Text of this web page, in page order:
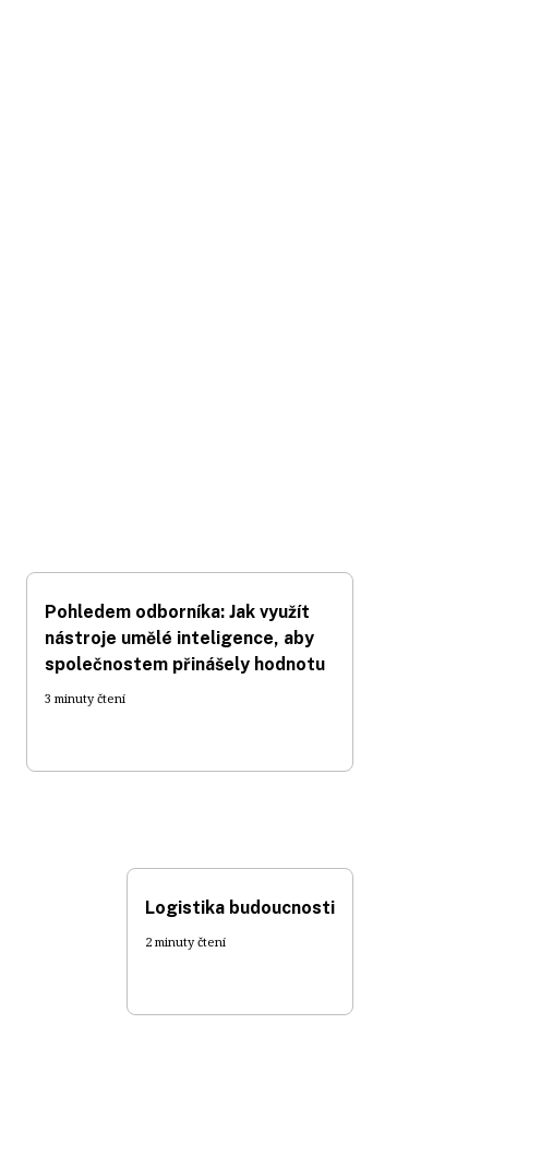
Pohledem odborníka: Jak využít
nástroje umělé inteligence, aby
společnostem přinášely hodnotu
3 minuty čtení
Logistika budoucnosti
2 minuty čtení